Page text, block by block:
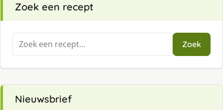
Zoek een recept
Zoeken
naar:
Zoek
Nieuwsbrief